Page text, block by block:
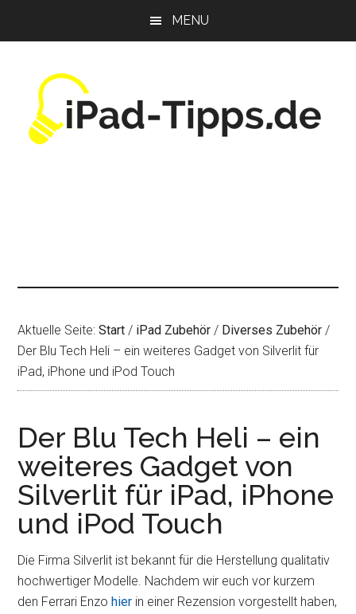
MENU
Aktuelle Seite:Start / iPad Zubehör / Diverses Zubehör /
Der Blu Tech Heli – ein weiteres Gadget von Silverlit für
iPad, iPhone und iPod Touch
Der Blu Tech Heli – ein
weiteres Gadget von
Silverlit für iPad, iPhone
und iPod Touch
Die Firma Silverlit ist bekannt für die Herstellung qualitativ
hochwertiger Modelle. Nachdem wir euch vor kurzem
den Ferrari Enzohier in einer Rezension vorgestellt haben,